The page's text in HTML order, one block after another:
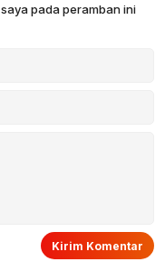
pada peramban ini